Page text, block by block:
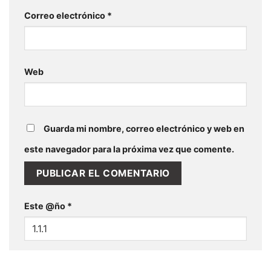
Correo electrónico *
Web
Guarda mi nombre, correo electrónico y web en
este navegador para la próxima vez que comente.
Este @ño *